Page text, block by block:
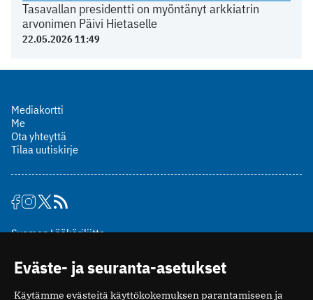
Tasavallan presidentti on myöntänyt arkkiatrin
arvonimen Päivi Hietaselle
22.05.2026 11:49
Mediakortti
Me
Ota yhteyttä
Tilaa uutiskirje
Suomen Lääkäriliitto
00510 Helsinki
puh. (09) 393 091
Eväste- ja seuranta-asetukset
Käytämme evästeitä käyttökokemuksen parantamiseen ja